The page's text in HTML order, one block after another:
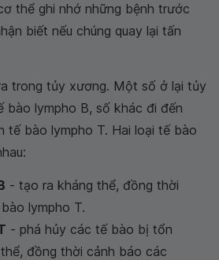
thể ghi nhớ những bệnh trước
biết nếu chúng quay lại tấn
trong tủy xương. Một số ở lại tủy
bào lympho B, số khác đi đến
tế bào lympho T. Hai loại tế bào
- tạo ra kháng thể, đồng thời
lympho T.
- phá hủy các tế bào bị tổn
đồng thời cảnh báo các